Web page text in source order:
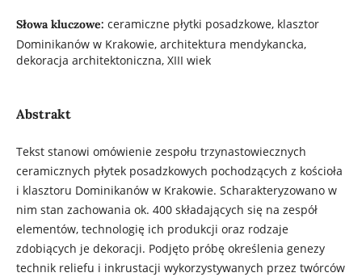
Słowa kluczowe: ceramiczne płytki posadzkowe, klasztor
Dominikanów w Krakowie, architektura mendykancka,
dekoracja architektoniczna, XIII wiek
Abstrakt
Tekst stanowi omówienie zespołu trzynastowiecznych
ceramicznych płytek posadzkowych pochodzących z kościoła
i klasztoru Dominikanów w Krakowie. Scharakteryzowano w
nim stan zachowania ok. 400 składających się na zespół
elementów, technologię ich produkcji oraz rodzaje
zdobiących je dekoracji. Podjęto próbę określenia genezy
technik reliefu i inkrustacji wykorzystywanych przez twórców